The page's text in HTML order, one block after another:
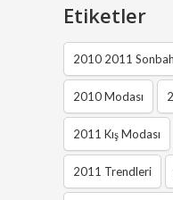
Etiketler
2010 2011
2010 Modası
2011 Kış Modası
2011 Trendleri